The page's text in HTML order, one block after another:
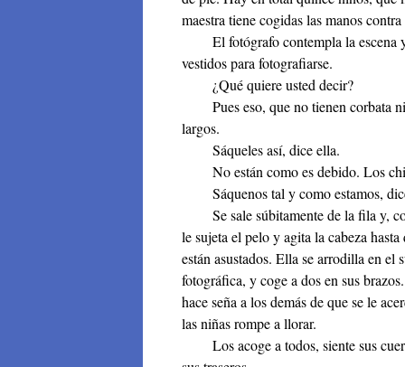
maestra tiene cogidas las manos
El fotógrafo contempla la escena y
vestidos para fotografiarse.
¿Qué quiere usted decir?
Pues eso, que no tienen corbata ni
largos.
Sáqueles así, dice ella.
No están como es debido. Los
Sáquenos tal y como estamos,
Se sale súbitamente de la fila y,
le sujeta el pelo y agita la cabeza
están asustados. Ella se arrodilla en el
fotográfica, y coge a dos en sus
hace seña a los demás de que se le
las niñas rompe a llorar.
Los acoge a todos, siente sus